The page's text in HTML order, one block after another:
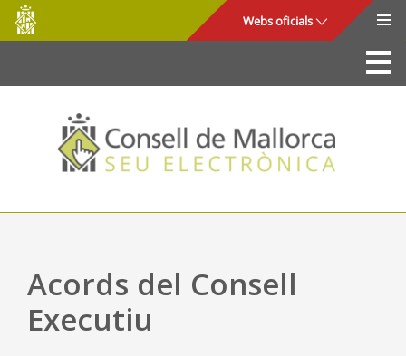
Salta al contingut principal
Consell
de
Mallorca
Webs oficials
La Seu
Consell de Mallorca
Accés i seguretat
Utilitats
Ajuda
Acords del Consell
Executiu